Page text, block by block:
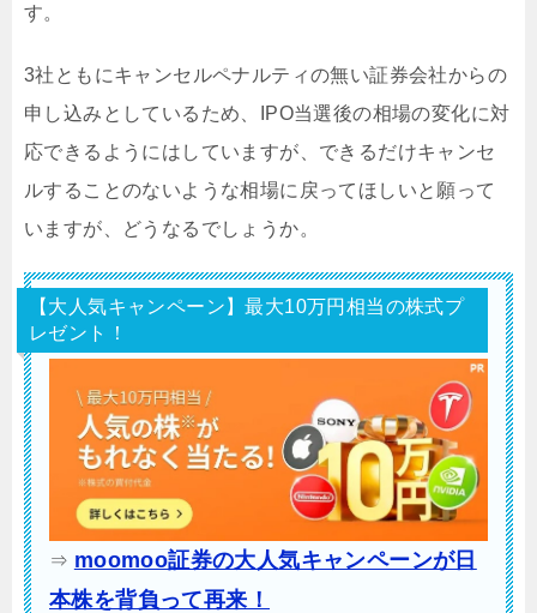
す。
3社ともにキャンセルペナルティの無い証券会社からの
申し込みとしているため、IPO当選後の相場の変化に対
応できるようにはしていますが、できるだけキャンセ
ルすることのないような相場に戻ってほしいと願って
いますが、どうなるでしょうか。
【大人気キャンペーン】最大10万円相当の株式プ
レゼント！
⇒ moomoo証券の大人気キャンペーンが日
本株を背負って再来！